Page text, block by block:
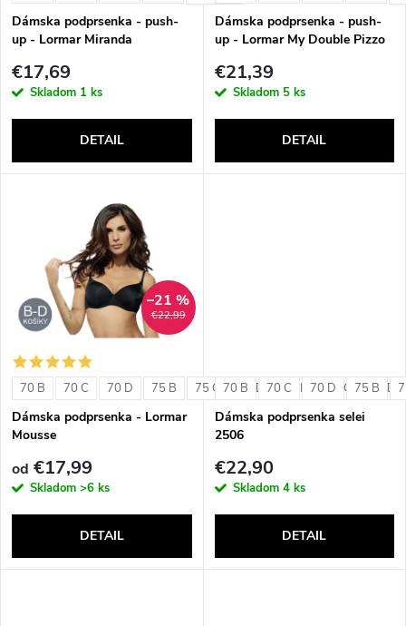
p
r
d
t
o
v
p
r
o
d
t
o
v
Dámska podprsenka - push-
up - Lormar Miranda
€17,69
Skladom 1 ks
DETAIL
Dámska podprsenka - push-
up - Lormar My Double Pizzo
€21,39
Skladom 5 ks
DETAIL
€22,99
–21 %
70 B 70 C 70 D 75 B 75 C 75 D 80 B 80 C 80 D
Dámska podprsenka - Lormar
Mousse
od €17,99
Skladom >6 ks
DETAIL
70 B 70 C 70 D 75 B
Dámska podprsenka selei
2506
€22,90
Skladom 4 ks
DETAIL